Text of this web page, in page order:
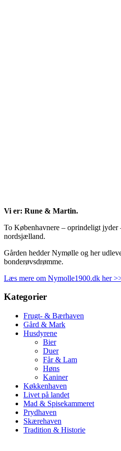
Vi er: Rune & Martin.
To Københavnere – oprindeligt jyder
nordsjælland.
Gården hedder Nymølle og her
bonderøvsdrømme.
Læs mere om Nymolle1900.dk her
Kategorier
Frugt- & Bærhaven
Gård & Mark
Husdyrene
Bier
Duer
Får & Lam
Høns
Kaniner
Køkkenhaven
Livet på landet
Mad & Spisekammeret
Prydhaven
Skærehaven
Tradition & Historie